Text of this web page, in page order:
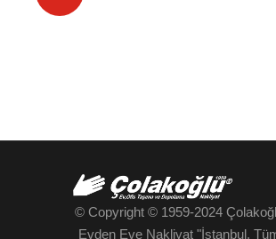
© Copyright © 1959-2024
Evden Eve Nakliyat "İstanbul,